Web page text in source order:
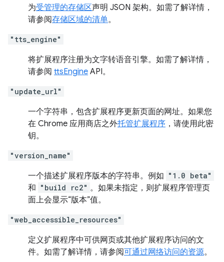
为受管理的存储区声明 JSON 架构。如需了解详情，
请参阅存储区域的清单。
"tts_engine"
将扩展程序注册为文字转语音引擎。如需了解详情，
请参阅 ttsEngine API。
"update_url"
一个字符串，包含扩展程序更新页面的网址。如果您
在 Chrome 应用商店之外托管扩展程序 ，请使用此密
钥。
"version_name"
一个描述扩展程序版本的字符串。例如 "1.0 beta"
和 "build rc2" 。如果未指定，则扩展程序管理页
面上会显示“版本”值。
"web_accessible_resources"
定义扩展程序中可供网页或其他扩展程序访问的文
件。如需了解详情，请参阅可通过网络访问的资源。